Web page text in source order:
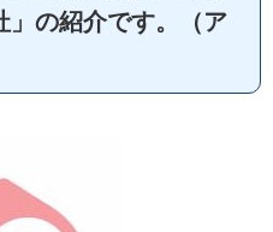
の紹介です。（ア